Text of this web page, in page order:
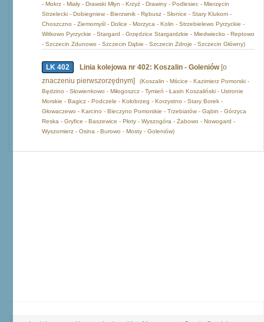
- Mokrz - Miały - Drawski Młyn - Krzyż - Drawiny - Podlesiec - Mierzęcin
Strzelecki - Dobiegniew - Bierzwnik - Rębusz - Słonice - Stary Klukom -
Choszczno - Ziemomyśl - Dolice - Morzyca - Kolin - Strzebielewo Pyrzyckie -
Witkowo Pyrzyckie - Stargard - Grzędzice Stargardzkie - Miedwiecko - Reptowo
- Szczecin Zdunowo - Szczecin Dąbie - Szczecin Zdroje - Szczecin Główny)
LK 402 Linia kolejowa nr 402: Koszalin - Goleniów[o
znaczeniu pierwszorzędnym]
(Koszalin - Mścice - Kazimierz Pomorski -
Będzino - Słowienkowo - Miłogoszcz - Tymień - Łasin Koszaliński - Ustronie
Morskie - Bagicz - Podczele - Kołobrzeg - Korzystno - Stary Borek -
Głowaczewo - Karcino - Bieczyno Pomorskie - Trzebiatów - Gąbin - Górzyca
Reska - Gryfice - Baszewice - Płoty - Wyszogóra - Żabowo - Nowogard -
Wyszomierz - Osina - Burowo - Mosty - Goleniów)